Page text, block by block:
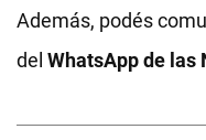
Además, podés
del WhatsApp de las